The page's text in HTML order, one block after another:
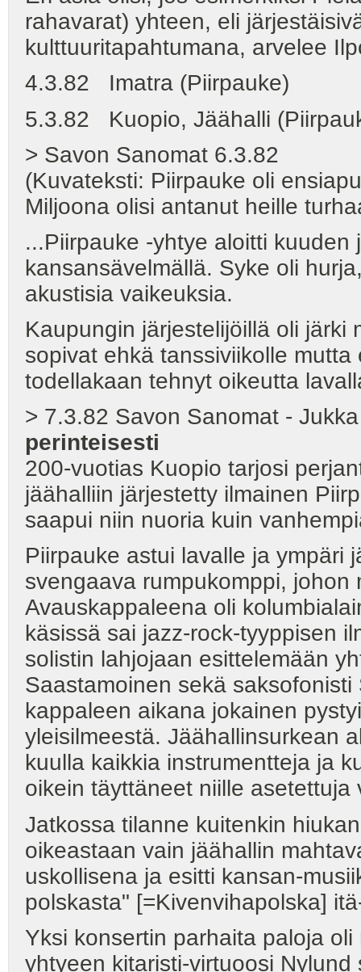
rahavarat) yhteen, eli
kulttuuritapahtumana, arvelee
4.3.82 Imatra (Piirpauke)
5.3.82 Kuopio, Jäähalli
> Savon Sanomat 6.3.82
(Kuvateksti: Piirpauke oli
Miljoona olisi antanut heille
...Piirpauke -yhtye aloitti kuuden
kansansävelmällä. Syke oli
akustisia vaikeuksia.
Kaupungin järjestelijöillä oli järki
sopivat ehkä tanssiviikolle
todellakaan tehnyt oikeutta
> 7.3.82 Savon Sanomat -
perinteisesti
200-vuotias Kuopio tarjosi
jäähalliin järjestetty ilmainen
saapui niin nuoria kuin
Piirpauke astui lavalle ja ympäri
svengaava rumpukomppi,
Avauskappaleena oli
käsissä sai jazz-rock-tyyppisen
solistin lahjojaan esittelemään
Saastamoinen sekä
kappaleen aikana jokainen
yleisilmeestä. Jäähallinsurkean
kuulla kaikkia instrumentteja ja
oikein täyttäneet niille asetettuja
Jatkossa tilanne kuitenkin
oikeastaan vain jäähallin
uskollisena ja esitti kansan-
polskasta" [=Kivenvihapolska]
Yksi konsertin parhaita paloja
yhtyeen kitaristi-virtuoosi